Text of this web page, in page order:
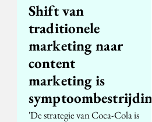
Shift van
traditionele
marketing naar
content
marketing is
symptoombestrijding
'De strategie van Coca-Cola is